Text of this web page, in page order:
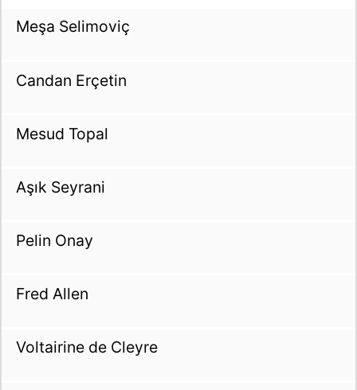
Meşa Selimoviç
Candan Erçetin
Mesud Topal
Aşık Seyrani
Pelin Onay
Fred Allen
Voltairine de Cleyre